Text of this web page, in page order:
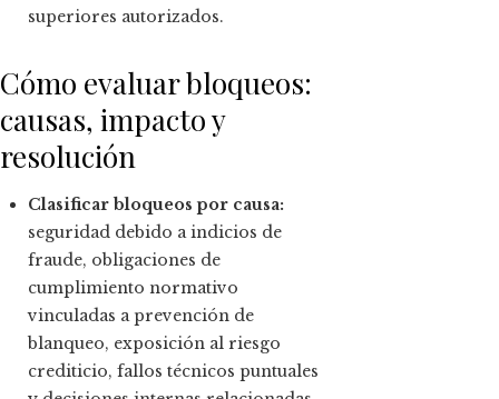
superiores autorizados.
Cómo evaluar bloqueos:
causas, impacto y
resolución
Clasificar bloqueos por causa:
seguridad debido a indicios de
fraude, obligaciones de
cumplimiento normativo
vinculadas a prevención de
blanqueo, exposición al riesgo
crediticio, fallos técnicos puntuales